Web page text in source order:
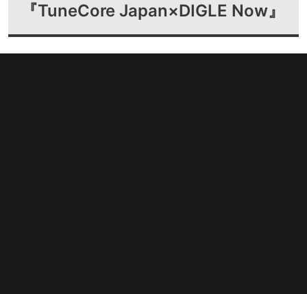
『TuneCore Japan×DIGLE Now』